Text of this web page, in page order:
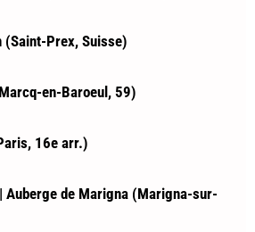
(Saint-Prex, Suisse)
en-Baroeul, 59)
16e arr.)
Auberge de Marigna (Marigna-sur-